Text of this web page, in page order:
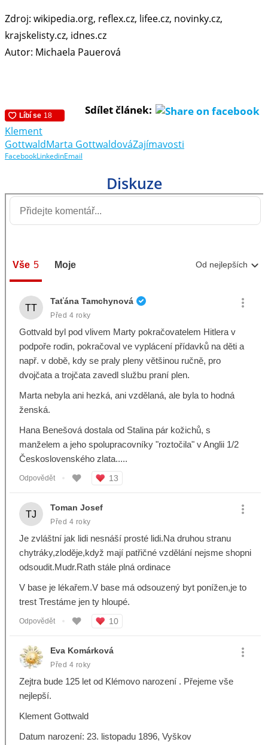
Zdroj: wikipedia.org, reflex.cz, lifee.cz, novinky.cz,
krajskelisty.cz, idnes.cz
Autor: Michaela Pauerová
Sdílet článek:
Klement
GottwaldMarta GottwaldováZajímavosti
FacebookLinkedinEmail
Diskuze